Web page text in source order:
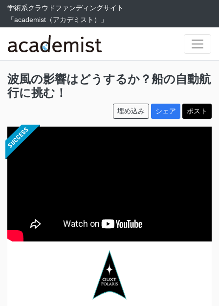
学術系クラウドファンディングサイト
「academist（アカデミスト）」
波風の影響はどうするか？船の自動航
行に挑む！
埋め込み シェア ポスト